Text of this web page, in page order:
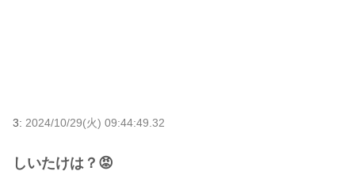
3: 2024/10/29(火) 09:44:49.32
しいたけは？😡